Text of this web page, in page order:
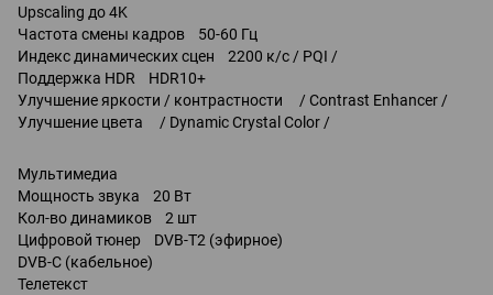
Upscaling до 4K
Частота смены кадров 50-60 Гц
Индекс динамических сцен 2200 к/с / PQI /
Поддержка HDR HDR10+
Улучшение яркости / контрастности / Contrast Enhancer /
Улучшение цвета / Dynamic Crystal Color /
Мультимедиа
Мощность звука 20 Вт
Кол-во динамиков 2 шт
Цифровой тюнер DVB-T2 (эфирное)
DVB-C (кабельное)
Телетекст